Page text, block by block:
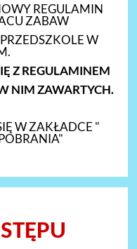
REGULAMIN
ZABAW
W
Z REGULAMINEM
NIM ZAWARTYCH.
W ZAKŁADCE "